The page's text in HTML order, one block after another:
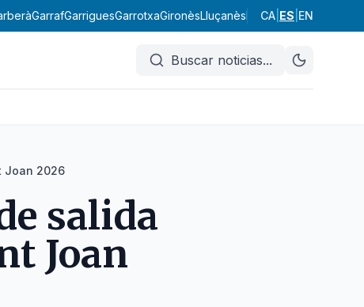
GarrafGarriguesGarrotxaGironèsLluçanèsMaresme Moianès
CA ES EN
Buscar noticias...
Joan 2026
salida
Joan